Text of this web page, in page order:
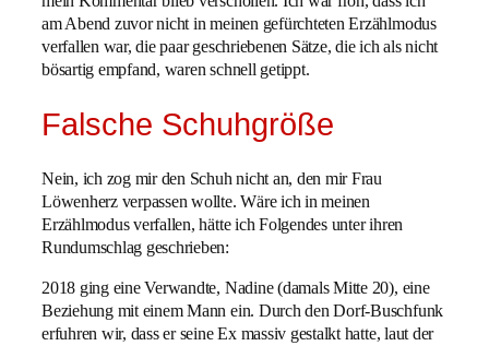
am Abend zuvor nicht in meinen gefürchteten Erzählmodus
verfallen war, die paar geschriebenen Sätze, die ich als nicht
bösartig empfand, waren schnell getippt.
Falsche Schuhgröße
Nein, ich zog mir den Schuh nicht an, den mir Frau
Löwenherz verpassen wollte. Wäre ich in meinen
Erzählmodus verfallen, hätte ich Folgendes unter ihren
Rundumschlag geschrieben:
2018 ging eine Verwandte, Nadine (damals Mitte 20), eine
Beziehung mit einem Mann ein. Durch den Dorf-Buschfunk
erfuhren wir, dass er seine Ex massiv gestalkt hatte, laut der